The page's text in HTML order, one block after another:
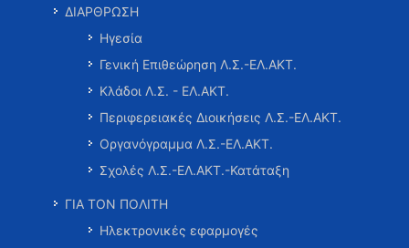
ΔΙΑΡΘΡΩΣΗ
Ηγεσία
Γενική Επιθεώρηση Λ.Σ.-ΕΛ.ΑΚΤ.
Κλάδοι Λ.Σ. - ΕΛ.ΑΚΤ.
Περιφερειακές Διοικήσεις Λ.Σ.-ΕΛ.ΑΚΤ.
Οργανόγραμμα Λ.Σ.-ΕΛ.ΑΚΤ.
Σχολές Λ.Σ.-ΕΛ.ΑΚΤ.-Κατάταξη
ΓΙΑ ΤΟΝ ΠΟΛΙΤΗ
Ηλεκτρονικές εφαρμογές